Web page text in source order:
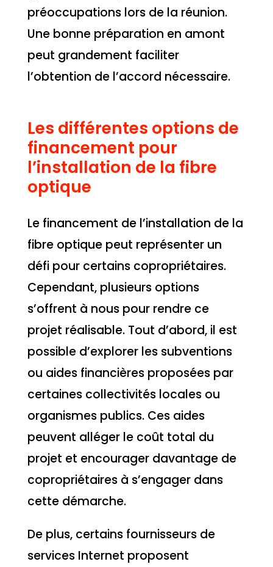
préoccupations lors de la réunion.
Une bonne préparation en amont
peut grandement faciliter
l’obtention de l’accord nécessaire.
Les différentes options de
financement pour
l’installation de la fibre
optique
Le financement de l’installation de la
fibre optique peut représenter un
défi pour certains copropriétaires.
Cependant, plusieurs options
s’offrent à nous pour rendre ce
projet réalisable. Tout d’abord, il est
possible d’explorer les subventions
ou aides financières proposées par
certaines collectivités locales ou
organismes publics. Ces aides
peuvent alléger le coût total du
projet et encourager davantage de
copropriétaires à s’engager dans
cette démarche.
De plus, certains fournisseurs de
services Internet proposent